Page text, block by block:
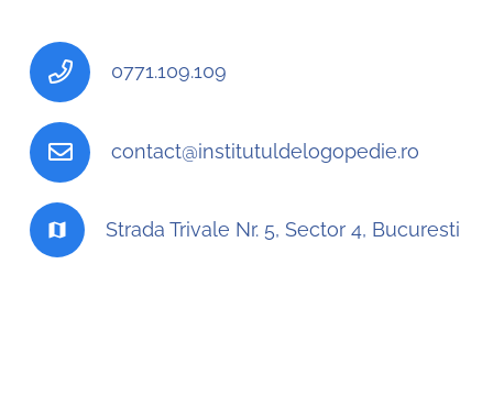
0771.109.109
contact@institutuldelogopedie.ro
map Strada Trivale Nr. 5, Sector 4, Bucuresti